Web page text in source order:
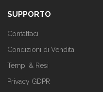
SUPPORTO
Contattaci
Condizioni di Vendita
Tempi & Resi
Privacy GDPR